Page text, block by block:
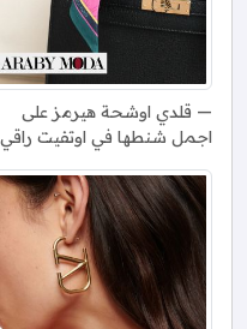
قلدي اوشحة هيرمز على
اجمل شنطها في اوتفيت راقي